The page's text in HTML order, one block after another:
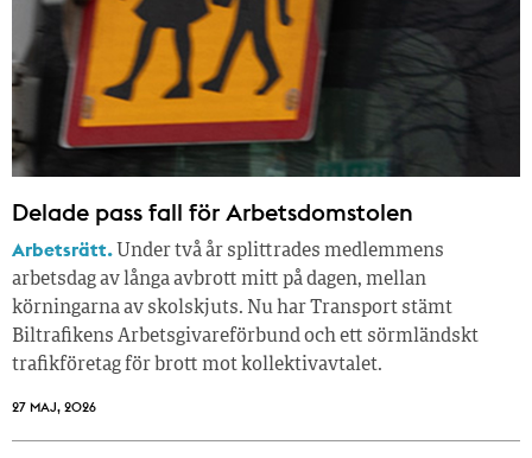
Delade pass fall för Arbetsdomstolen
Arbetsrätt. Under två år splittrades medlemmens
arbetsdag av långa avbrott mitt på dagen, mellan
körningarna av skolskjuts. Nu har Transport stämt
Biltrafikens Arbetsgivareförbund och ett sörmländskt
trafikföretag för brott mot kollektivavtalet.
27 MAJ, 2026